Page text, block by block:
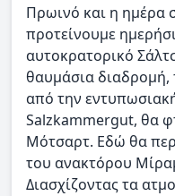
Πρωινό και η ημέρα
προτείνουμε
αυτοκρατορικό
θαυμάσια διαδρομή,
από την
Salzkammergut, θα
Mότσαρτ. Eδώ θα
του ανακτόρου
Διασχίζοντας τα